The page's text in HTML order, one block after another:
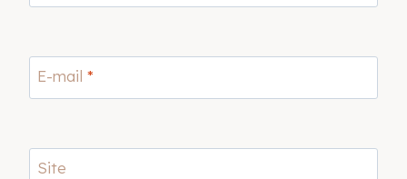
E-mail *
Site